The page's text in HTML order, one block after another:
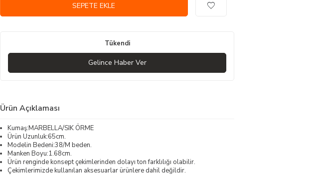
SEPETE EKLE
Tükendi
Gelince Haber Ver
Ürün Açıklaması
Kumaş:MARBELLA/SIK ÖRME
Ürün Uzunluk:65cm.
Modelin Bedeni:38/M beden.
Manken Boyu:1.68cm.
Ürün renginde konsept çekimlerinden dolayı ton farklılığı olabilir.
Çekimlerimizde kullanılan aksesuarlar ürünlere dahil değildir.